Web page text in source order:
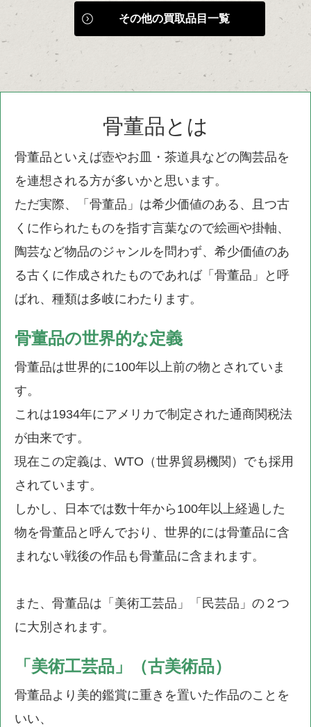
その他の買取品目一覧
骨董品とは
骨董品といえば壺やお皿・茶道具などの陶芸品を
を連想される方が多いかと思います。
ただ実際、「骨董品」は希少価値のある、且つ古
くに作られたものを指す言葉なので絵画や掛軸、
陶芸など物品のジャンルを問わず、希少価値のあ
る古くに作成されたものであれば「骨董品」と呼
ばれ、種類は多岐にわたります。
骨董品の世界的な定義
骨董品は世界的に100年以上前の物とされていま
す。
これは1934年にアメリカで制定された通商関税法
が由来です。
現在この定義は、WTO（世界貿易機関）でも採用
されています。
しかし、日本では数十年から100年以上経過した
物を骨董品と呼んでおり、世界的には骨董品に含
まれない戦後の作品も骨董品に含まれます。
また、骨董品は「美術工芸品」「民芸品」の２つ
に大別されます。
「美術工芸品」（古美術品）
骨董品より美的鑑賞に重きを置いた作品のことを
いい、